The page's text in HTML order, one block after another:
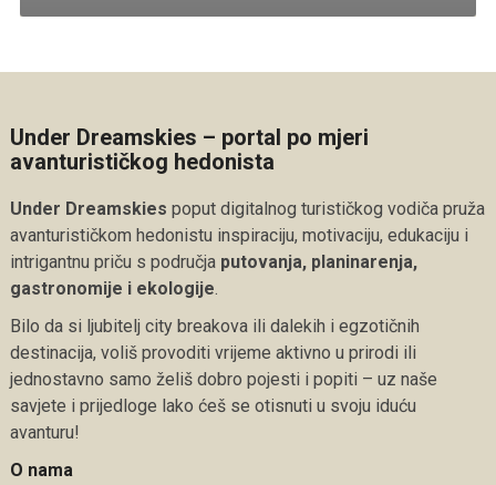
Under Dreamskies – portal po mjeri
avanturističkog hedonista
Under Dreamskies poput digitalnog turističkog vodiča pruža
avanturističkom hedonistu inspiraciju, motivaciju, edukaciju i
intrigantnu priču s područja putovanja, planinarenja,
gastronomije i ekologije.
Bilo da si ljubitelj city breakova ili dalekih i egzotičnih
destinacija, voliš provoditi vrijeme aktivno u prirodi ili
jednostavno samo želiš dobro pojesti i popiti – uz naše
savjete i prijedloge lako ćeš se otisnuti u svoju iduću
avanturu!
O nama